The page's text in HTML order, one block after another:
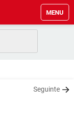
MENU
Seguinte